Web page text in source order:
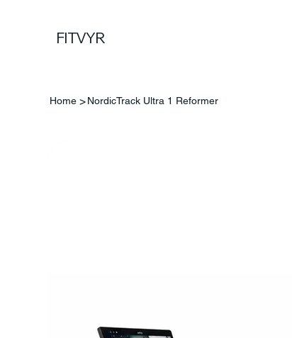
FITVYR
Home > NordicTrack Ultra 1 Reformer